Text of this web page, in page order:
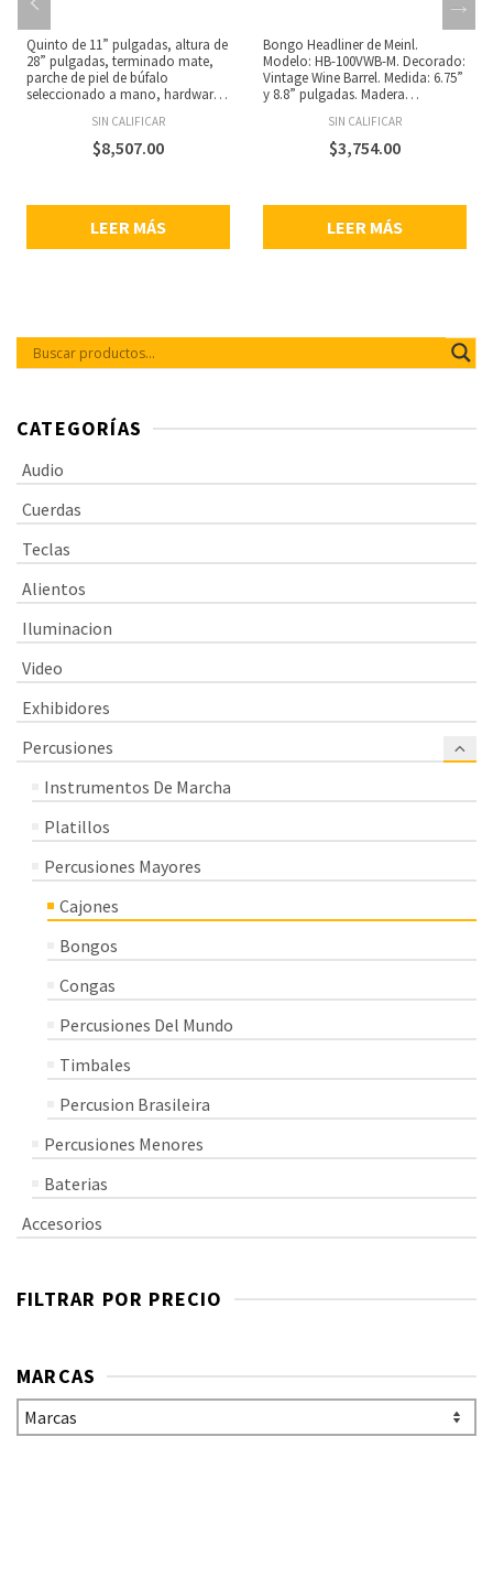
Quinto de 11” pulgadas, altura de
28” pulgadas, terminado mate,
parche de piel de búfalo
seleccionado a mano, hardware
aros redondeados de 2 mm, lugs
de afinación de 8 mm, bracket de
afinación estilo Meinl original,
canasta con sistema de
configuración rápida y llave de
SIN CALIFICAR
$8,507.00
LEER MÁS
Bongo Headliner de Meinl.
Modelo: HB-100VWB-M. Decorado:
Vintage Wine Barrel. Medida: 6.75”
y 8.8” pulgadas. Madera
de caucho. Parches de piel de
búfalo. Alto brillo. Ganchos de 8
mm de ancho. Aros recubiertosde
SIN CALIFICAR
$3,754.00
LEER MÁS
CATEGORÍAS
Audio
Cuerdas
Teclas
Alientos
Iluminacion
Video
Exhibidores
Percusiones
Instrumentos De Marcha
Platillos
Percusiones Mayores
Cajones
Bongos
Congas
Percusiones Del Mundo
Timbales
Percusion Brasileira
Percusiones Menores
Baterias
Accesorios
FILTRAR POR PRECIO
MARCAS